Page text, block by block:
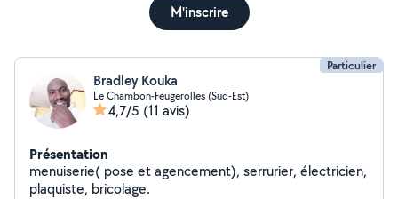
M'inscrire
Particulier
Bradley Kouka
Le Chambon-Feugerolles (Sud-Est)
4,7/5 (11 avis)
Présentation
menuiserie( pose et agencement), serrurier, électricien,
plaquiste, bricolage.